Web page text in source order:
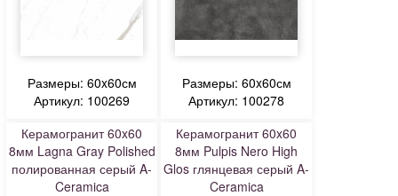
Размеры: 60x60см
Артикул: 100269
Размеры: 60x60см
Артикул: 100278
Керамогранит 60x60
8мм Lagna Gray Polished
полированная серый A-
Ceramica
Керамогранит 60x60
8мм Pulpis Nero High
Glos глянцевая серый A-
Ceramica